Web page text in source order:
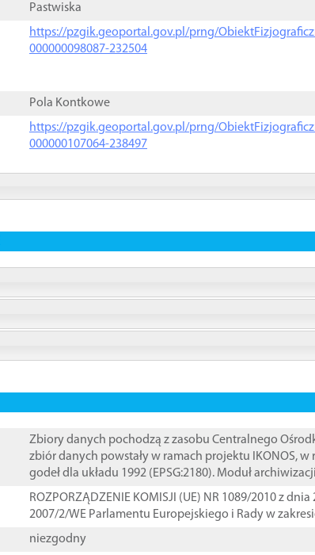
Pastwiska
https://pzgik.geoportal.gov.pl/prng/
000000098087-232504
Pola Kontkowe
https://pzgik.geoportal.gov.pl/prng/
000000107064-238497
Zbiory danych pochodzą z zasobu Centralnego
zbiór danych powstały w ramach projektu IKONOS,
godeł dla układu 1992 (EPSG:2180). Moduł
ROZPORZĄDZENIE KOMISJI (UE) NR 1089/2010 z
2007/2/WE Parlamentu Europejskiego i Rady w
niezgodny